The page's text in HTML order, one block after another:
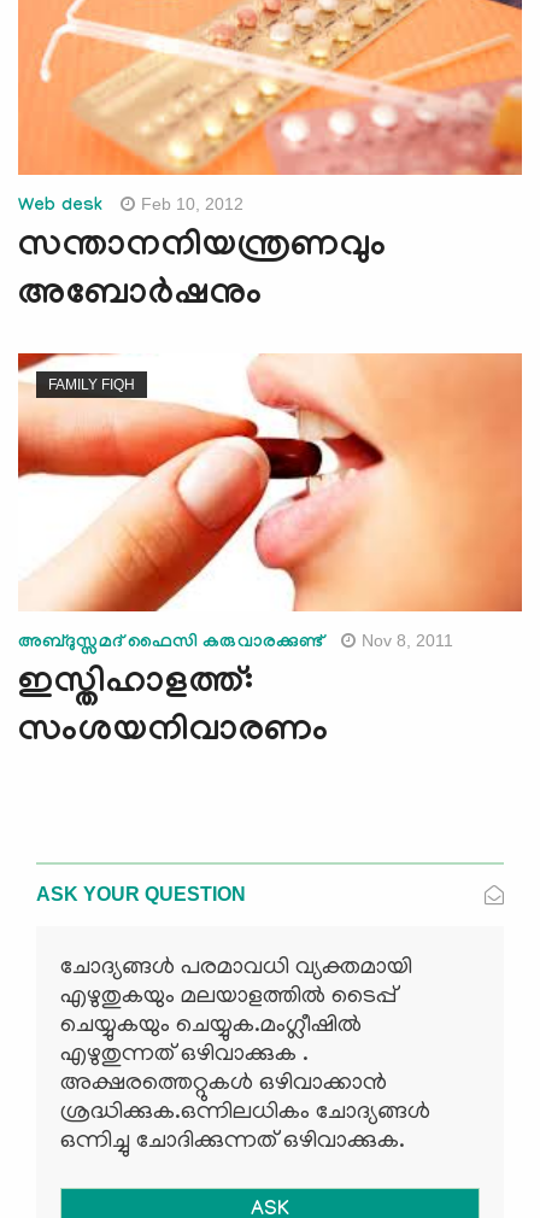
Web desk Feb 10, 2012
സന്താനനിയന്ത്രണവും
അബോര്‍ഷനും
FAMILY FIQH
അബ്ദുസ്സമദ് ഫൈസി കരുവാരക്കുണ്ട്‌ Nov 8, 2011
ഇസ്തിഹാളത്ത്:
സംശയനിവാരണം
ASK YOUR QUESTION
ചോദ്യങ്ങള്‍ പരമാവധി വ്യക്തമായി
എഴുതുകയും മലയാളത്തില്‍ ടൈപ്പ്
ചെയ്യുകയും ചെയ്യുക.മംഗ്ലീഷില്‍
എഴുതുന്നത് ഒഴിവാക്കുക .
അക്ഷരത്തെറ്റുകള്‍ ഒഴിവാക്കാന്‍
ശ്രദ്ധിക്കുക.ഒന്നിലധികം ചോദ്യങ്ങള്‍
ഒന്നിച്ചു ചോദിക്കുന്നത് ഒഴിവാക്കുക.
ASK